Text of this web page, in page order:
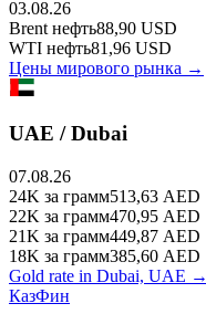
03.08.26
Brent нефть88,90 USD
WTI нефть81,96 USD
Цены мирового рынка →
UAE / Dubai
07.08.26
24K за грамм513,63 AED
22K за грамм470,95 AED
21K за грамм449,87 AED
18K за грамм385,60 AED
Gold rate in Dubai, UAE →
КазФин